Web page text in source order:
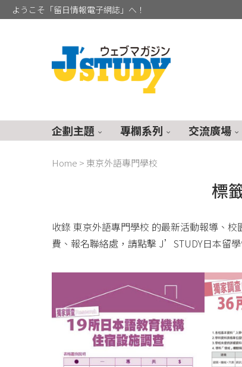
ようこそ「留日情報電子網誌」へ！
企劃主題 專欄系列 交流廣場
Home > 東京外語專門學校
標
收錄 東京外語專門學校 的最新活動報導、
費、報名聯絡處，請點擊 J’STUDY日本留